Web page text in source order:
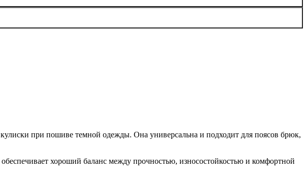
при пошиве темной одежды. Она универсальна и подходит для поясов брюк,
хороший баланс между прочностью, износостойкостью и комфортной